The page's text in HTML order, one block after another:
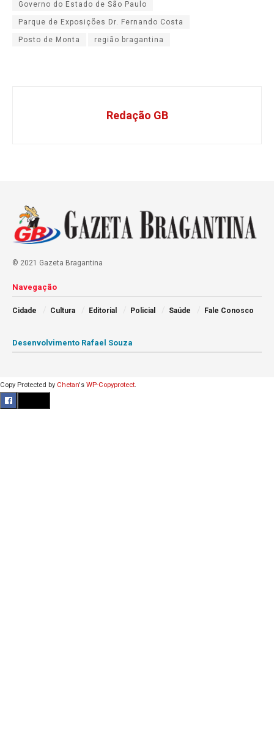
Governo do Estado de São Paulo
Parque de Exposições Dr. Fernando Costa
Posto de Monta região bragantina
Redação GB
© 2021 Gazeta Bragantina
Navegação
Cidade Cultura Editorial Policial Saúde Fale Conosco
Desenvolvimento Rafael Souza
Copy Protected by Chetan's WP-Copyprotect.